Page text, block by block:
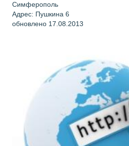
Симферополь
Адрес: Пушкина 6
обновлено 17.08.2013